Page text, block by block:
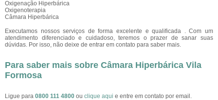
Oxigenação Hiperbárica
Oxigenoterapia
Câmara Hiperbárica
Executamos nossos serviços de forma excelente e qualificada . Com um
atendimento diferenciado e cuidadoso, teremos o prazer de sanar suas
dúvidas. Por isso, não deixe de entrar em contato para saber mais.
Para saber mais sobre Câmara Hiperbárica Vila
Formosa
Ligue para 0800 111 4800 ou clique aqui e entre em contato por email.